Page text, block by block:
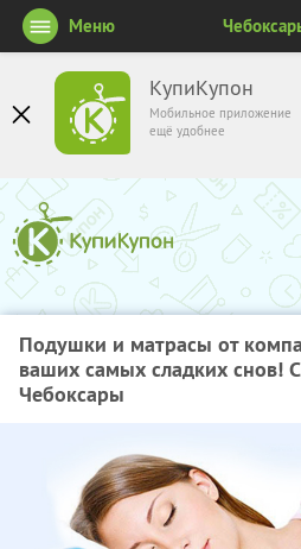
КупиКупон
Мобильное приложение
ещё удобнее
Меню
Подушки и матрасы от
ваших самых сладких снов!
Чебоксары